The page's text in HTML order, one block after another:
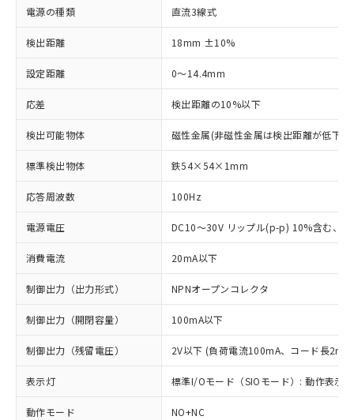
電源の種類 直流3線式
検出距離 18mm ±10%
設定距離 0～14.4mm
応差 検出距離の10%以下
検出可能物体 磁性金属(非磁性金属は検出距離が低下し
標準検出物体 鉄54×54×1mm
応答周波数 100Hz
電源電圧 DC10～30V リップル(p-p) 10%含む、
消費電流 20mA以下
制御出力（出力形式） NPNオープンコレクタ
制御出力（開閉容量） 100mA以下
制御出力（残留電圧） 2V以下 (負荷電流100mA、コード長2m
表示灯 標準I/Oモード（SIOモード）: 動作表示
動作モード NO+NC